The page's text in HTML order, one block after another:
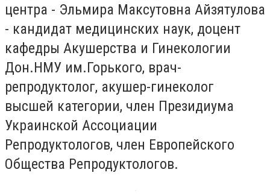
центра - Эльмира Максутовна Айзятулова
- кандидат медицинских наук, доцент
кафедры Акушерства и Гинекологии
Дон.НМУ им.Горького, врач-
репродуктолог, акушер-гинеколог
высшей категории, член Президиума
Украинской Ассоциации
Репродуктологов, член Европейского
Общества Репродуктологов.